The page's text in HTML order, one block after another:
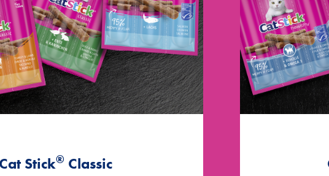
Cat Stick® Classic
Cat Stick
®
met kalkoen & lam